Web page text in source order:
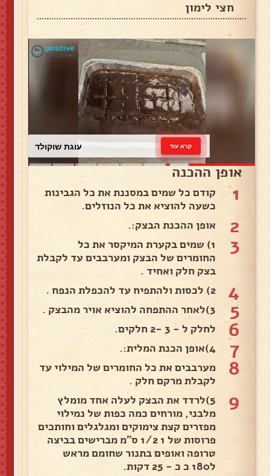
חצי לימון
עוגת שוקולד קרא עוד
אופן ההכנה
1
קודם כל שמים במסננת את כל הגבינות
כשעה להוציא את כל הנוזלים.
2 אופן ההכנת הבצק:.
3
1) שמים בקערת המיקסר את כל
החומרים של הבצק ומערבבים עד לקבלת
בצק חלק ואחיד .
4 2) לכסות ולהתפיח עד להכפלת הנפח .
5 3)לאחר ההתפחה להוציא אויר מהבצק .
6 לחלק ל - 3 -2 חלקים.
7 4)אופן הכנת המלית:.
8
מערבבים את כל החומרים של המילוי עד
לקבלת מרקם חלק .
9
5)לרדד את הבצק לעלה אחד מומלץ
מלבני, מורחים כמה כפות של נמילוי
מפזרים קצת צימוקים ומגלגלים וחותכים
פרוסות של 1 1/2 ס"מ מברישים בביצה
טרופה ואופים בתנור שחומם מראש
ל180 כ כ - 25 דקות.